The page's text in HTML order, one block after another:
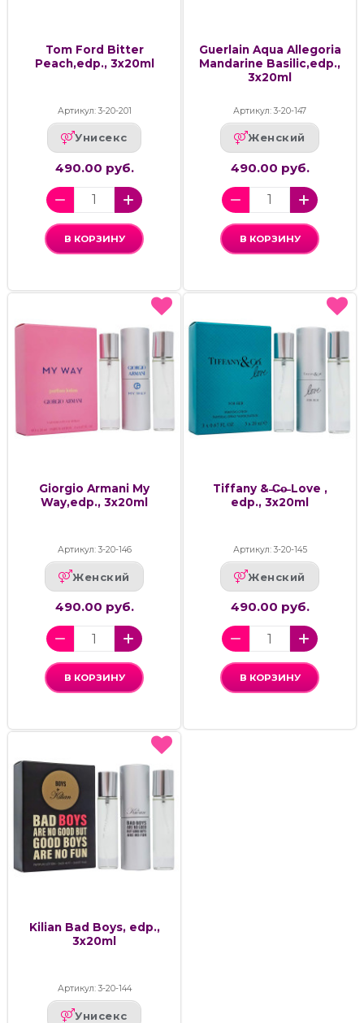
Tom Ford Bitter
Peach,edp., 3x20ml
Артикул: 3-20-201
Унисекс
490.00 руб.
В КОРЗИНУ
Guerlain Aqua Allegoria
Mandarine Basilic,edp.,
3x20ml
Артикул: 3-20-147
Женский
490.00 руб.
В КОРЗИНУ
Giorgio Armani My
Way,edp., 3x20ml
Артикул: 3-20-146
Женский
490.00 руб.
В КОРЗИНУ
Tiffany & ̶C̶o̶ Love ,
edp., 3x20ml
Артикул: 3-20-145
Женский
490.00 руб.
В КОРЗИНУ
Kilian Bad Boys, edp.,
3x20ml
Артикул: 3-20-144
Унисекс